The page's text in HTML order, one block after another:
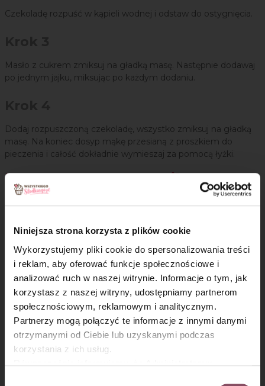
Niniejsza strona korzysta z plików cookie
Wykorzystujemy pliki cookie do spersonalizowania treści
i reklam, aby oferować funkcje społecznościowe i
analizować ruch w naszej witrynie. Informacje o tym, jak
korzystasz z naszej witryny, udostępniamy partnerom
społecznościowym, reklamowym i analitycznym.
Partnerzy mogą połączyć te informacje z innymi danymi
otrzymanymi od Ciebie lub uzyskanymi podczas
korzystania z ich usług.
Czekoladę rozpuść w kąpieli wodnej i odstaw do ostygnięcia.
Masło z cukrem zmiksuj na gładką masę. Następnie dodawaj
po jednym jajku, miksując po każdym dodaniu.
Dodaj rozpuszczoną czekoladę, wszystko zmiksuj na gładką
masę. Na koniec dosyp mąkę przesianą z proszkiem do
pieczenia i całość dokładnie wymieszaj za pomocą łyżki.
Masa serowa na sernik:
W osobnej misce zmiksuj serek, jajka, cukier i cukier
wanilinowy.
Krok 6
Około 3/4 ciasta czekoladowego rozłóż na dnie blachy,
a następnie wyłóż masę serową. Resztę ciasta równo
rozprowadź na masie.
Krok 7
×